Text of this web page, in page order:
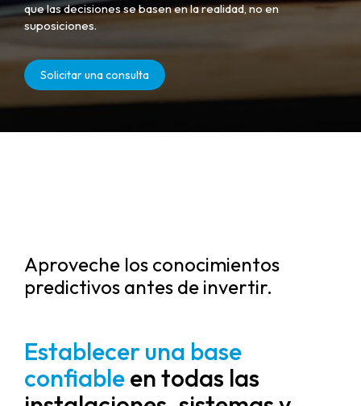
que las decisiones se basen en la realidad, no en
suposiciones.
Solicitar una consulta
Aproveche los conocimientos
predictivos antes de invertir.
Establecer una base
confiableen todas las